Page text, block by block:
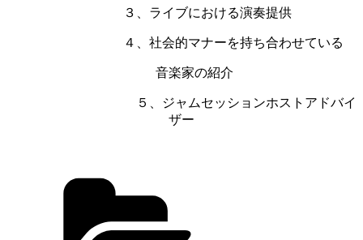
３、ライブにおける演奏提供
４、社会的マナーを持ち合わせている
音楽家の紹介
５、ジャムセッションホストアドバイ
ザー